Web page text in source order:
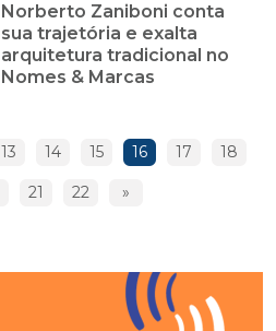
Norberto Zaniboni conta
sua trajetória e exalta
arquitetura tradicional no
Nomes & Marcas
13 14 15 16 17 18
21 22 »